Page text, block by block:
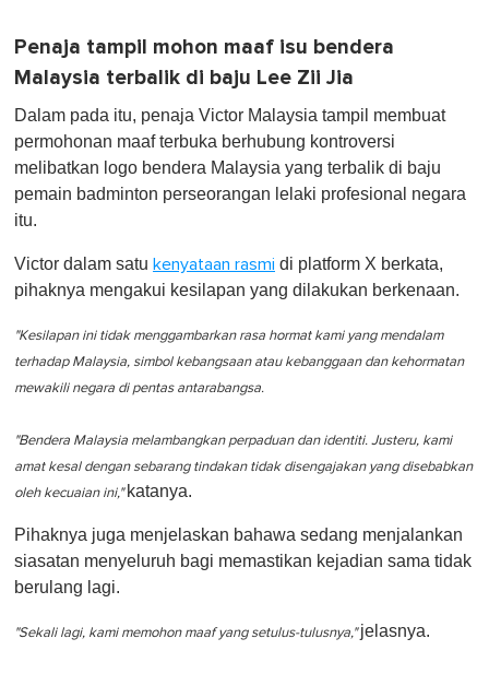
Penaja tampil mohon maaf isu bendera
Malaysia terbalik di baju Lee Zii Jia
Dalam pada itu, penaja Victor Malaysia tampil membuat
permohonan maaf terbuka berhubung kontroversi
melibatkan logo bendera Malaysia yang terbalik di baju
pemain badminton perseorangan lelaki profesional negara
itu.
Victor dalam satu kenyataan rasmi di platform X berkata,
pihaknya mengakui kesilapan yang dilakukan berkenaan.
"Kesilapan ini tidak menggambarkan rasa hormat kami yang mendalam
terhadap Malaysia, simbol kebangsaan atau kebanggaan dan kehormatan
mewakili negara di pentas antarabangsa.
"Bendera Malaysia melambangkan perpaduan dan identiti. Justeru, kami
amat kesal dengan sebarang tindakan tidak disengajakan yang disebabkan
oleh kecuaian ini," katanya.
Pihaknya juga menjelaskan bahawa sedang menjalankan
siasatan menyeluruh bagi memastikan kejadian sama tidak
berulang lagi.
"Sekali lagi, kami memohon maaf yang setulus-tulusnya,"jelasnya.